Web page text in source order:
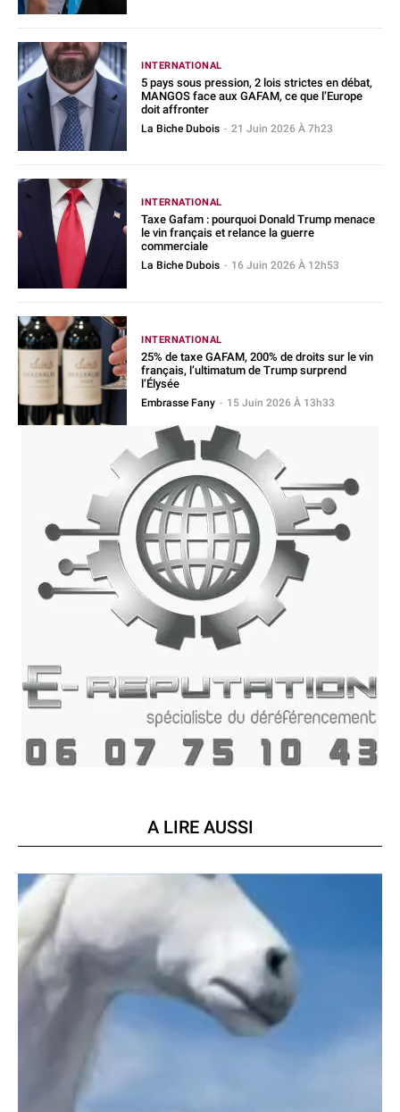
INTERNATIONAL
5 pays sous pression, 2 lois strictes en débat,
MANGOS face aux GAFAM, ce que l’Europe
doit affronter
La Biche Dubois - 21 Juin 2026 À 7h23
INTERNATIONAL
Taxe Gafam : pourquoi Donald Trump menace
le vin français et relance la guerre
commerciale
La Biche Dubois - 16 Juin 2026 À 12h53
INTERNATIONAL
25% de taxe GAFAM, 200% de droits sur le vin
français, l’ultimatum de Trump surprend
l’Élysée
Embrasse Fany - 15 Juin 2026 À 13h33
A LIRE AUSSI